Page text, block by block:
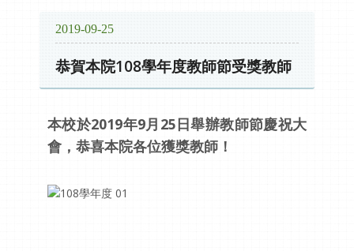
2019-09-25
恭賀本院108學年度教師節受獎教師
本校於2019年9月25日舉辦教師節慶祝大
會，恭喜本院各位獲獎教師！